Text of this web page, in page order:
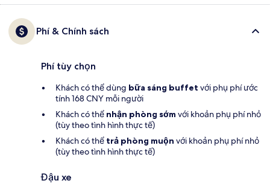
Phí & Chính sách
Phí tùy chọn
Khách có thể dùng bữa sáng buffet với phụ phí ước
tính 168 CNY mỗi người
Khách có thể nhận phòng sớm với khoản phụ phí nhỏ
(tùy theo tình hình thực tế)
Khách có thể trả phòng muộn với khoản phụ phí nhỏ
(tùy theo tình hình thực tế)
Đậu xe